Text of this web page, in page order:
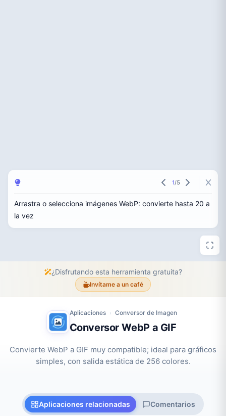
Aplicaciones › Conversor de Imagen
Conversor WebP a GIF
Convierte WebP a GIF muy compatible; ideal para gráficos
simples, con salida estática de 256 colores.
Arrastra o selecciona imágenes WebP: convierte hasta 20 a
la vez
1/5
¿Disfrutando esta herramienta gratuita?
Invítame a un café
Aplicaciones relacionadas Comentarios